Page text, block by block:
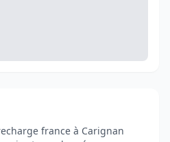
france à Carignan